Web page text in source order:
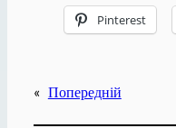
Pinterest
« Попередній